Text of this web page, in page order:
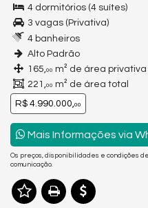
4 dormitórios (4 suítes)
3 vagas (Privativa)
4 banheiros
Alto Padrão
165,00 m² de área privativa
221,00 m² de área total
R$ 4.990.000,00
Mais Informações via
Os preços, disponibilidades e condições
comunicação.